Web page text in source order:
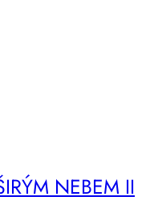
NE­BEM II